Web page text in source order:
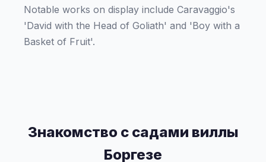
Notable works on display include Caravaggio's
'David with the Head of Goliath' and 'Boy with a
Basket of Fruit'.
Знакомство с садами виллы
Боргезе